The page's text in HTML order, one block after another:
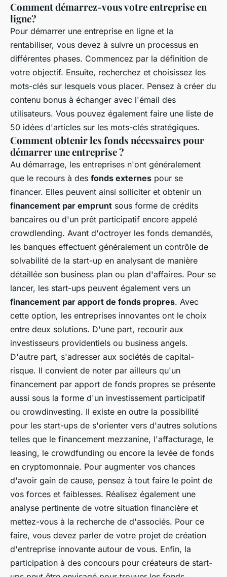
Comment démarrez-vous votre entreprise en
ligne?
Pour démarrer une entreprise en ligne et la
rentabiliser, vous devez à suivre un processus en
différentes phases. Commencez par la définition de
votre objectif. Ensuite, recherchez et choisissez les
mots-clés sur lesquels vous placer. Pensez à créer du
contenu bonus à échanger avec l'émail des
utilisateurs. Vous pouvez également faire une liste de
50 idées d'articles sur les mots-clés stratégiques.
Comment obtenir les fonds nécessaires pour
démarrer une entreprise ?
Au démarrage, les entreprises n'ont généralement
que le recours à des fonds externes pour se
financer. Elles peuvent ainsi solliciter et obtenir un
financement par emprunt sous forme de crédits
bancaires ou d'un prêt participatif encore appelé
crowdlending. Avant d'octroyer les fonds demandés,
les banques effectuent généralement un contrôle de
solvabilité de la start-up en analysant de manière
détaillée son business plan ou plan d'affaires. Pour se
lancer, les start-ups peuvent également vers un
financement par apport de fonds propres. Avec
cette option, les entreprises innovantes ont le choix
entre deux solutions. D'une part, recourir aux
investisseurs providentiels ou business angels.
D'autre part, s'adresser aux sociétés de capital-
risque. Il convient de noter par ailleurs qu'un
financement par apport de fonds propres se présente
aussi sous la forme d'un investissement participatif
ou crowdinvesting. Il existe en outre la possibilité
pour les start-ups de s'orienter vers d'autres solutions
telles que le financement mezzanine, l'affacturage, le
leasing, le crowdfunding ou encore la levée de fonds
en cryptomonnaie. Pour augmenter vos chances
d'avoir gain de cause, pensez à tout faire le point de
vos forces et faiblesses. Réalisez également une
analyse pertinente de votre situation financière et
mettez-vous à la recherche de d'associés. Pour ce
faire, vous devez parler de votre projet de création
d'entreprise innovante autour de vous. Enfin, la
participation à des concours pour créateurs de start-